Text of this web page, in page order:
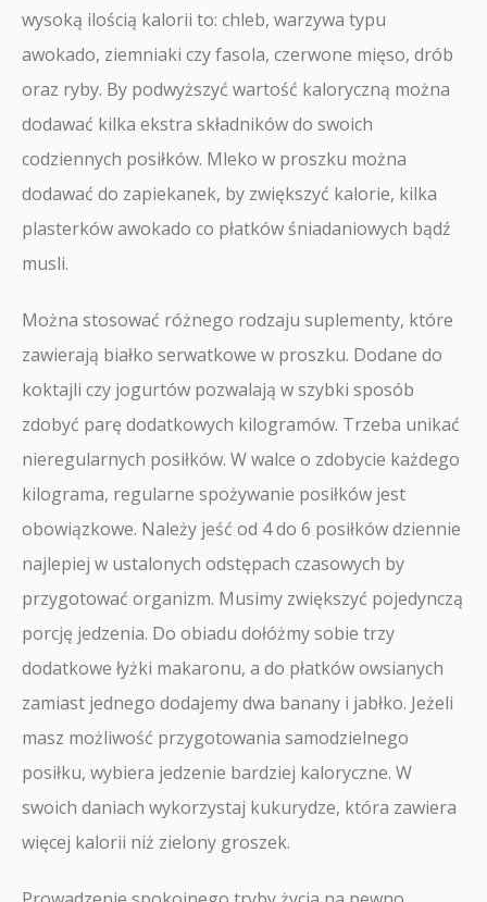
wysoką ilością kalorii to: chleb, warzywa typu
awokado, ziemniaki czy fasola, czerwone mięso, drób
oraz ryby. By podwyższyć wartość kaloryczną można
dodawać kilka ekstra składników do swoich
codziennych posiłków. Mleko w proszku można
dodawać do zapiekanek, by zwiększyć kalorie, kilka
plasterków awokado co płatków śniadaniowych bądź
musli.
Można stosować różnego rodzaju suplementy, które
zawierają białko serwatkowe w proszku. Dodane do
koktajli czy jogurtów pozwalają w szybki sposób
zdobyć parę dodatkowych kilogramów. Trzeba unikać
nieregularnych posiłków. W walce o zdobycie każdego
kilograma, regularne spożywanie posiłków jest
obowiązkowe. Należy jeść od 4 do 6 posiłków dziennie
najlepiej w ustalonych odstępach czasowych by
przygotować organizm. Musimy zwiększyć pojedynczą
porcję jedzenia. Do obiadu dołóżmy sobie trzy
dodatkowe łyżki makaronu, a do płatków owsianych
zamiast jednego dodajemy dwa banany i jabłko. Jeżeli
masz możliwość przygotowania samodzielnego
posiłku, wybiera jedzenie bardziej kaloryczne. W
swoich daniach wykorzystaj kukurydze, która zawiera
więcej kalorii niż zielony groszek.